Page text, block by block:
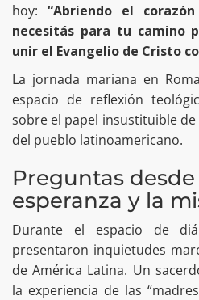
hoy: “Abriendo el
necesitás para tu camino
unir el Evangelio de Cristo
La jornada mariana en
espacio de reflexión
sobre el papel insustituible
del pueblo latinoamericano.
Preguntas
esperanza y la
Durante el espacio de
presentaron inquietudes
de América Latina. Un
la experiencia de las